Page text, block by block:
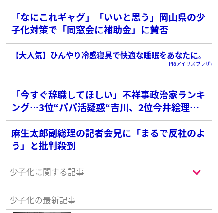
「なにこれギャグ」「いいと思う」岡山県の少
子化対策で「同窓会に補助金」に賛否
【大人気】ひんやり冷感寝具で快適な睡眠をあなたに。
PR(アイリスプラザ)
「今すぐ辞職してほしい」不祥事政治家ランキ
ング…3位“パパ活疑惑“吉川、2位今井絵理子
を抑えた1位の高齢議員は？
麻生太郎副総理の記者会見に「まるで反社のよ
う」と批判殺到
少子化に関する記事
少子化の最新記事